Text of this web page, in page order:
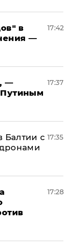
в
—
17:42
—
17:37
Балтии с 17:35
17:28